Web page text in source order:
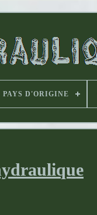
PAYS D'ORIGINE